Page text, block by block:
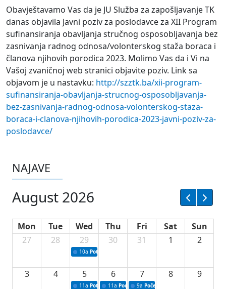
Obavještavamo Vas da je JU Služba za zapošljavanje TK
danas objavila Javni poziv za poslodavce za XII Program
sufinansiranja obavljanja stručnog osposobljavanja bez
zasnivanja radnog odnosa/volonterskog staža boraca i
članova njihovih porodica 2023. Molimo Vas da i Vi na
Vašoj zvaničnoj web stranici objavite poziv. Link sa
objavom je u nastavku: http://szztk.ba/xii-program-
sufinansiranja-obavljanja-strucnog-osposobljavanja-
bez-zasnivanja-radnog-odnosa-volonterskog-staza-
boraca-i-clanova-njihovih-porodica-2023-javni-poziv-za-
poslodavce/
NAJAVE
August 2026
Mon Tue Wed Thu Fri Sat
Sun
27
28 29
10a Potpisivanje ugovora sa neprofitnim
30 31 1 2
3 4 5
11a Potpisivanje ugovora o stipendijama za
6
11a Podrška razvoju vodne infrastrukture u
7
9a Početak izgradnje nove
8 9